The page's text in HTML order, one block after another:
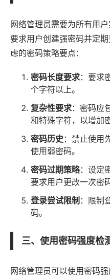
网络管理员需要为所有用
要求用户创建强密码并定
虑的密码策略要点：
密码长度要求：要求
个字符以上。
复杂性要求：密码应
和特殊字符，以增加
密码历史 ：禁止使用
使用弱密码。
密码过期策略：设定
要求用户更改一次密码
登录尝试限制 ：限制
码。
三、使用密码强度检
网络管理员可以使用密码